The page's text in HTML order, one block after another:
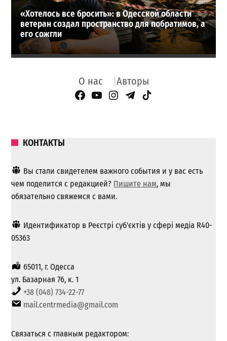
«Хотелось все бросить»: в Одесской области
ветеран создал пространство для побратимов, а
его сожгли
О нас Авторы
Facebook Page
YouTube
Instagram
Telegram
TikTok
КОНТАКТЫ
Вы стали свидетелем важного события и у вас есть
чем поделится с редакцией? Пишите нам, мы
обязательно свяжемся с вами.
Идентификатор в Реєстрі суб'єктів у сфері медіа R40-
05363
65011, г. Одесса
ул. Базарная 76, к. 1
+38 (048) 734-22-77
mail.centrmedia@gmail.com
Связаться с главным редактором: